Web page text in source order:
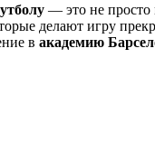
— это не просто
делают игру
в академию